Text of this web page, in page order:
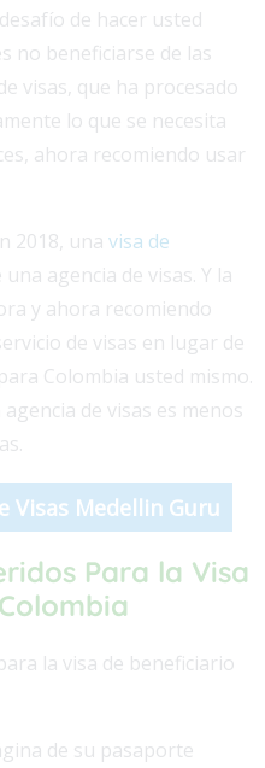
de hacer usted
no beneficiarse de las
visas, que ha procesado
lo que se necesita
ahora recomiendo usar
2018, una visa de
una agencia de visas. Y la
y ahora recomiendo
de visas en lugar de
Colombia usted mismo.
de visas es menos
Visas Medellin Guru
Para la Visa
la visa de beneficiario
de su pasaporte